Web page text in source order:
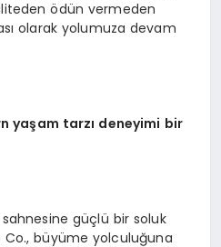
ödün vermeden
olarak yolumuza devam
yaşam tarzı deneyimi bir
güçlü bir soluk
büyüme yolculuğuna